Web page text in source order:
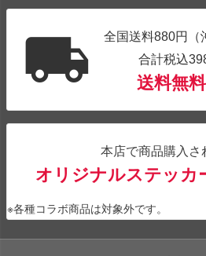
全国送料880円（
合計税込
送料無料
本店で商品購入さ
オリジナルステッカ
※各種コラボ商品は対象外です。